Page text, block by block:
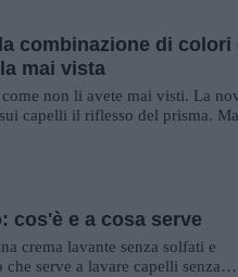
combinazione di colori
mai vista
non li avete mai visti. La
capelli il riflesso del prisma.
cos'è e a cosa serve
crema lavante senza solfati e
serve a lavare capelli senza